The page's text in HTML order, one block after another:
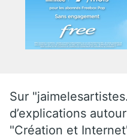
Sur
d’explications
"Création et